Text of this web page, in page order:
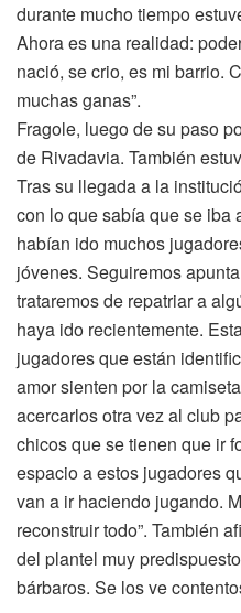
durante mucho tiempo
Ahora es una realidad:
nació, se crio, es mi barrio.
muchas ganas”.
Fragole, luego de su paso
de Rivadavia. También
Tras su llegada a la
con lo que sabía que se iba
habían ido muchos
jóvenes. Seguiremos
trataremos de repatriar a
haya ido recientemente.
jugadores que están
amor sienten por la
acercarlos otra vez al club
chicos que se tienen que ir
espacio a estos jugadores
van a ir haciendo jugando.
reconstruir todo”. También
del plantel muy
bárbaros. Se los ve